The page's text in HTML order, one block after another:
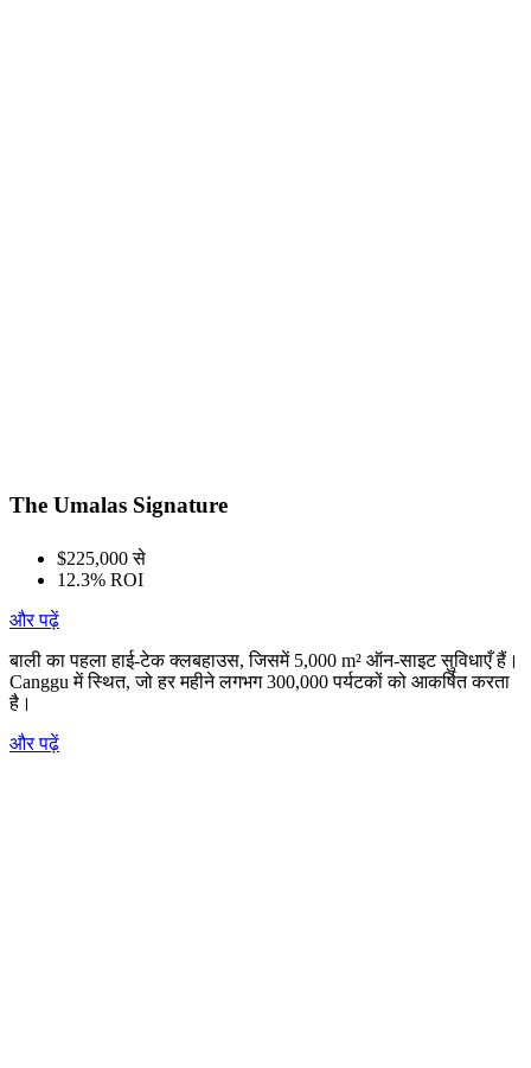
The Umalas Signature
$225,000 से
12.3% ROI
और पढ़ें
बाली का पहला हाई-टेक क्लबहाउस, जिसमें 5,000 m² ऑन-साइट सुविधाएँ हैं।
Canggu में स्थित, जो हर महीने लगभग 300,000 पर्यटकों को आकर्षित करता
है।
और पढ़ें